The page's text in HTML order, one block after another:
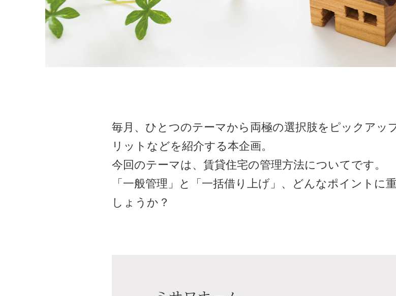
毎月、ひとつのテーマから両極の選択肢をピックアッ
リットなどを紹介する本企画。
今回のテーマは、賃貸住宅の管理方法についてです。
「一般管理」と「一括借り上げ」、どんなポイントに
しょうか？